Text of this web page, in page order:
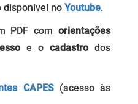
disponível no Youtube.
PDF com orientações
e o cadastro dos
CAPES(acesso às